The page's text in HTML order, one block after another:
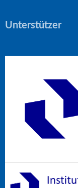
Unterstützer